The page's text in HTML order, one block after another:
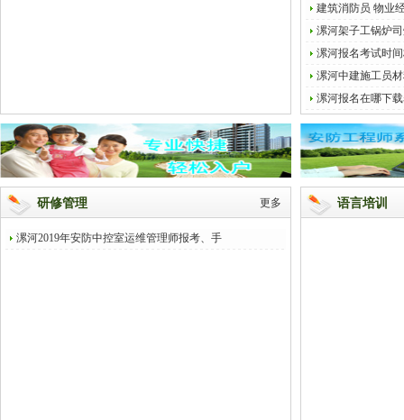
建筑消防员 物业
漯河架子工锅炉
漯河报名考试时
漯河中建施工员
漯河报名在哪下
研修管理 更多
漯河2019年安防中控室运维管理师报考、手
语言培训